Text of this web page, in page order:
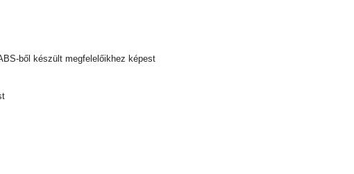
ből készült megfelelőikhez képest